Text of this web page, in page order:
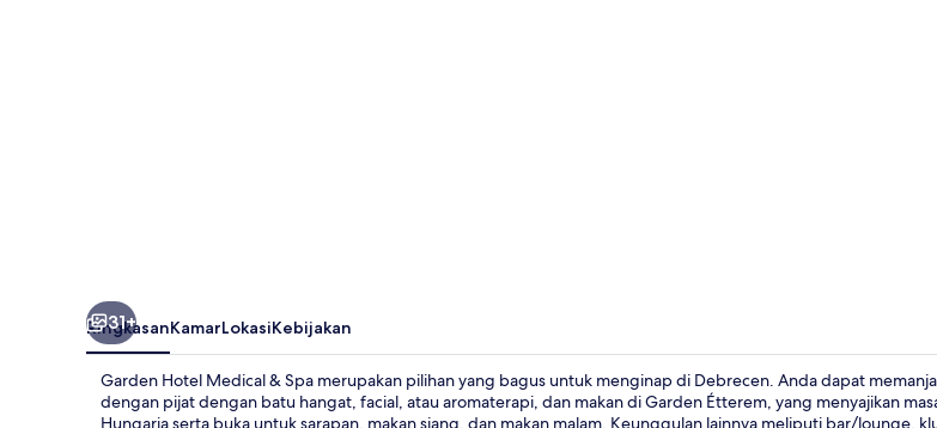
31+
RingkasanKamarLokasiKebijakan
Garden Hotel Medical & Spa merupakan pilihan yang bagus untuk menginap di Debrecen. Anda dapat
dengan pijat dengan batu hangat, facial, atau aromaterapi, dan makan di Garden Étterem, yang menyajikan
Hungaria serta buka untuk sarapan, makan siang, dan makan malam. Keunggulan lainnya meliputi bar/lounge,